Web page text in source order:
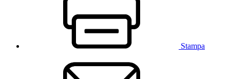
Stampa